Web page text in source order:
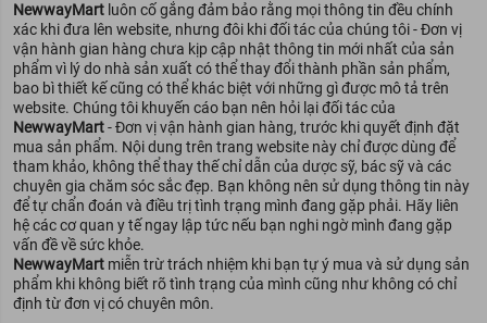
NewwayMart luôn cố gắng đảm bảo rằng mọi thông tin đều chính
xác khi đưa lên website, nhưng đôi khi đối tác của chúng tôi - Đơn vị
vận hành gian hàng chưa kịp cập nhật thông tin mới nhất của sản
phẩm vì lý do nhà sản xuất có thể thay đổi thành phần sản phẩm,
bao bì thiết kế cũng có thể khác biệt với những gì được mô tả trên
website. Chúng tôi khuyến cáo bạn nên hỏi lại đối tác của
NewwayMart- Đơn vị vận hành gian hàng, trước khi quyết định đặt
mua sản phẩm. Nội dung trên trang website này chỉ được dùng để
tham khảo, không thể thay thế chỉ dẫn của dược sỹ, bác sỹ và các
chuyên gia chăm sóc sắc đẹp. Bạn không nên sử dụng thông tin này
để tự chẩn đoán và điều trị tình trạng mình đang gặp phải. Hãy liên
hệ các cơ quan y tế ngay lập tức nếu bạn nghi ngờ mình đang gặp
vấn đề về sức khỏe.
NewwayMart miễn trừ trách nhiệm khi bạn tự ý mua và sử dụng sản
phẩm khi không biết rõ tình trạng của mình cũng như không có chỉ
định từ đơn vị có chuyên môn.